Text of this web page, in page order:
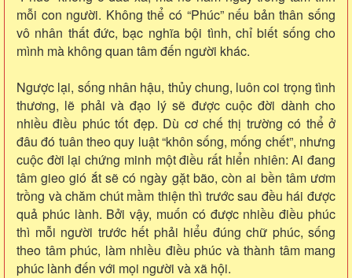
mỗi con người. Không thể có “Phúc” nếu bản thân sống
vô nhân thất đức, bạc nghĩa bội tình, chỉ biết sống cho
mình mà không quan tâm đến người khác.
Ngược lại, sống nhân hậu, thủy chung, luôn coi trọng tình
thương, lẽ phải và đạo lý sẽ được cuộc đời dành cho
nhiều điều phúc tốt đẹp. Dù cơ chế thị trường có thể ở
đâu đó tuân theo quy luật “khôn sống, mống chết”, nhưng
cuộc đời lại chứng minh một điều rất hiển nhiên: Ai đang
tâm gieo gió ắt sẽ có ngày gặt bão, còn ai bền tâm ươm
trồng và chăm chút mầm thiện thì trước sau đều hái được
quả phúc lành. Bởi vậy, muốn có được nhiều điều phúc
thì mỗi người trước hết phải hiểu đúng chữ phúc, sống
theo tâm phúc, làm nhiều điều phúc và thành tâm mang
phúc lành đến với mọi người và xã hội.